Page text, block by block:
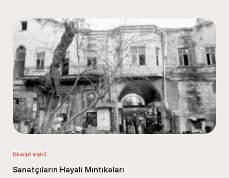
[(karşı) arşiv]
Sanatçıların Hayali Mıntıkaları